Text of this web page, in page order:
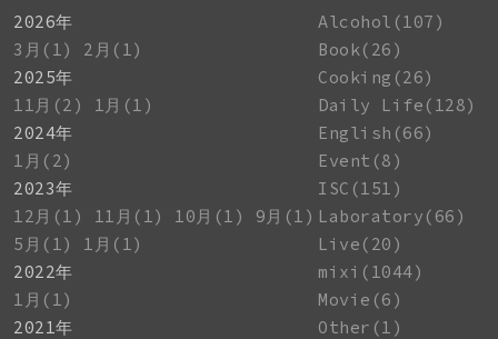
2026年
3月(1)
2月(1)
2025年
11月(2)
1月(1)
2024年
1月(2)
2023年
12月(1)
11月(1) 10月(1)
9月(1)
5月(1)
1月(1)
2022年
1月(1)
2021年
Alcohol(107)
Book(26)
Cooking(26)
Daily Life(128)
English(66)
Event(8)
ISC(151)
Laboratory(66)
Live(20)
mixi(1044)
Movie(6)
Other(1)